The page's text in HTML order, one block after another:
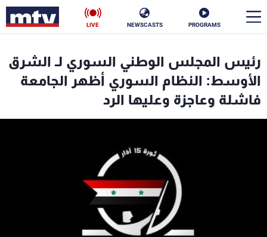
PROGRAMS
NEWSCASTS
LIVE
رئيس المجلس الوطني السوري لـ الشرق
الأوسط: النظام السوري أظهر الجامعة
فاشلة وعاجزة وعليها الرد
الأخبار
ناس
رياضة